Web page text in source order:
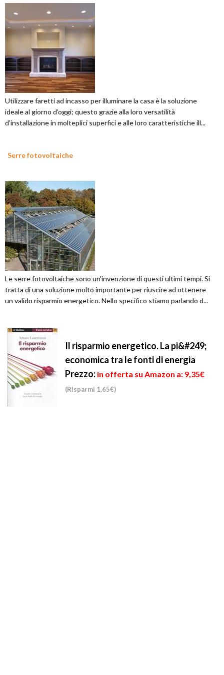
Utilizzare faretti ad incasso per illuminare la casa è la soluzione
ideale al giorno d'oggi; questo grazie alla loro versatilità
d'installazione in molteplici superfici e alle loro caratteristiche ill...
Serre fotovoltaiche
Le serre fotovoltaiche sono un'invenzione di questi ultimi tempi. Si
tratta di una soluzione molto importante per riuscire ad ottenere
un valido risparmio energetico. Nello specifico stiamo parlando d...
Il risparmio energetico. La pi&#249;
economica tra le fonti di energia
Prezzo: in offerta su Amazon a: 9,35€
(Risparmi 1,65€)